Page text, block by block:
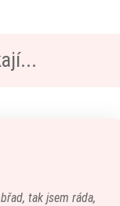
tak jsem ráda,